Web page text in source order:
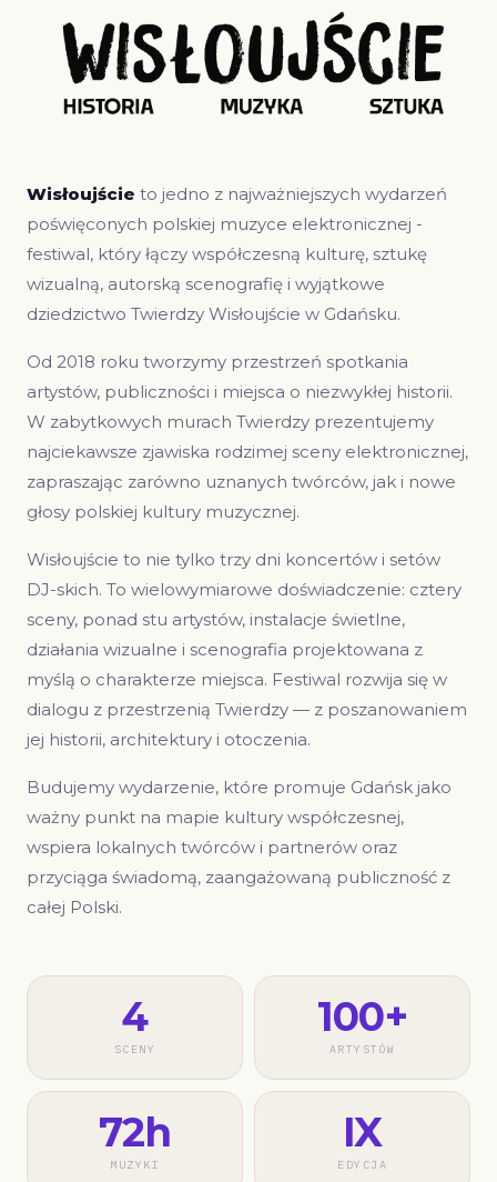
Wisłoujście to jedno z najważniejszych wydarzeń
poświęconych polskiej muzyce elektronicznej -
festiwal, który łączy współczesną kulturę, sztukę
wizualną, autorską scenografię i wyjątkowe
dziedzictwo Twierdzy Wisłoujście w Gdańsku.
Od 2018 roku tworzymy przestrzeń spotkania
artystów, publiczności i miejsca o niezwykłej historii.
W zabytkowych murach Twierdzy prezentujemy
najciekawsze zjawiska rodzimej sceny elektronicznej,
zapraszając zarówno uznanych twórców, jak i nowe
głosy polskiej kultury muzycznej.
Wisłoujście to nie tylko trzy dni koncertów i setów
DJ-skich. To wielowymiarowe doświadczenie: cztery
sceny, ponad stu artystów, instalacje świetlne,
działania wizualne i scenografia projektowana z
myślą o charakterze miejsca. Festiwal rozwija się w
dialogu z przestrzenią Twierdzy — z poszanowaniem
jej historii, architektury i otoczenia.
Budujemy wydarzenie, które promuje Gdańsk jako
ważny punkt na mapie kultury współczesnej,
wspiera lokalnych twórców i partnerów oraz
przyciąga świadomą, zaangażowaną publiczność z
całej Polski.
4
SCENY
100+
ARTYSTÓW
72h
MUZYKI
IX
EDYCJA